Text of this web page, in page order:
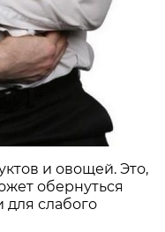
и овощей. Это,
обернуться
слабого